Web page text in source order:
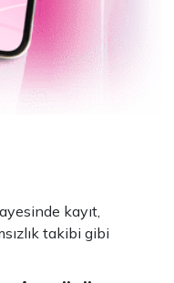
kayıt,
takibi gibi